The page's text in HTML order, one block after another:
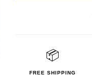
📦
FREE SHIPPING